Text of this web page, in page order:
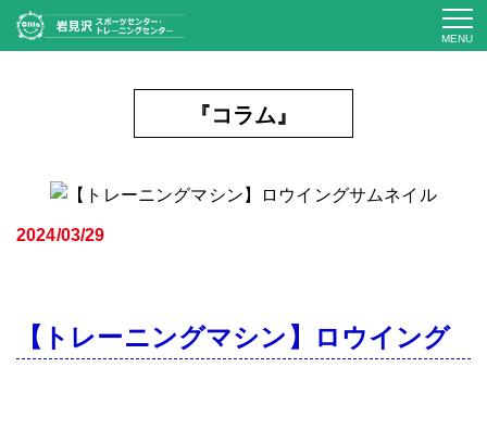
MENU
『コラム』
2024/03/29
【トレーニングマシン】ロウイング